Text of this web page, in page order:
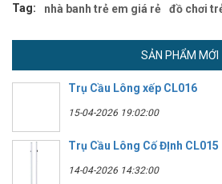
Tag: nhà banh trẻ em giá rẻ đồ chơi
SẢN PHẨM MỚI
Trụ Cầu Lông xếp CL016
15-04-2026 19:02:00
Trụ Cầu Lông Cố ĐỊnh CL015
14-04-2026 14:32:00